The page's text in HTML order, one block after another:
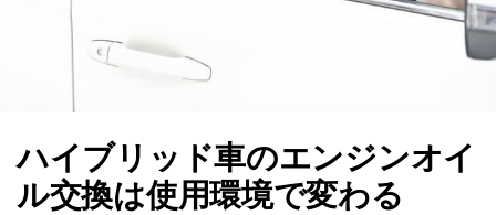
ハイブリッド車のエンジンオイ
ル交換は使用環境で変わる